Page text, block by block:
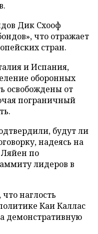
Дик Схооф
что отражает
стран.
и Испания,
оборонных
освобождены от
пограничный
будут ли
надеясь на
по
лидеров в
наглость
Каи Каллас
демонстративную